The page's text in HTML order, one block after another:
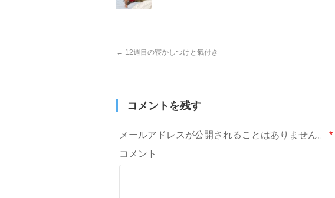
← 12週目の寝かしつけと氣付き
コメントを残す
メールアドレスが公開されることはありません。 *
コメント